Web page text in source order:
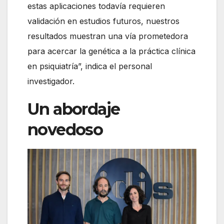
estas aplicaciones todavía requieren
validación en estudios futuros, nuestros
resultados muestran una vía prometedora
para acercar la genética a la práctica clínica
en psiquiatría”, indica el personal
investigador.
Un abordaje
novedoso